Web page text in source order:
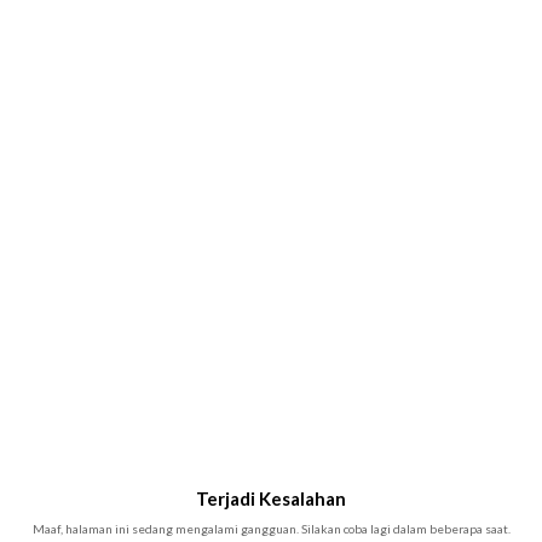
Terjadi Kesalahan
Maaf, halaman ini sedang mengalami gangguan. Silakan coba lagi dalam beberapa saat.